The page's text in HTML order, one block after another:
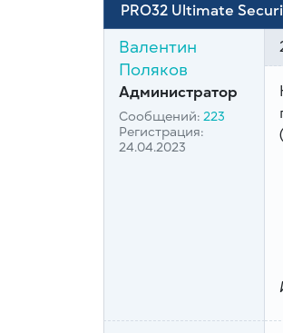
PRO32 Ultimate
Валентин
Поляков
Администратор
Сообщений: 223
Регистрация:
24.04.2023